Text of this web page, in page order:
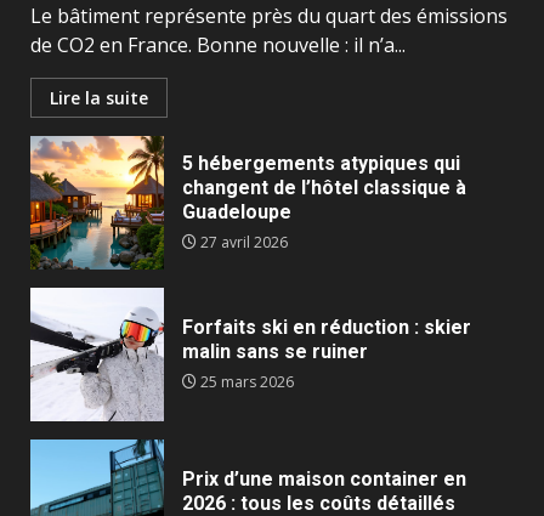
Le bâtiment représente près du quart des émissions
de CO2 en France. Bonne nouvelle : il n’a...
Lire la suite
5 hébergements atypiques qui
changent de l’hôtel classique à
Guadeloupe
27 avril 2026
Forfaits ski en réduction : skier
malin sans se ruiner
25 mars 2026
Prix d’une maison container en
2026 : tous les coûts détaillés